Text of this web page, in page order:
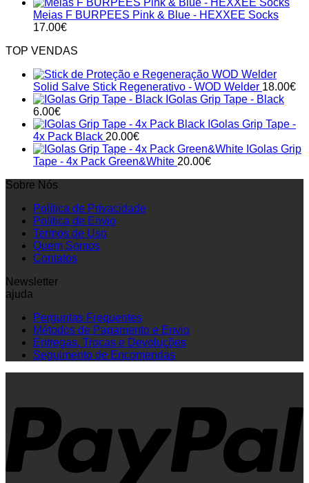
Meias F BURPEES Pink & Blue - HEXXEE Socks
17.00€
TOP VENDAS
Solid Salve Stick Regenerativo - WOD Welder 18.00€
IGolas Grip Tape - Black
6.00€
IGolas Grip Tape -
4x Pack Black 20.00€
IGolas Grip
Tape - 4x Pack Green&White 20.00€
Sobre Nós
Política de Privacidade
Política de Envio
Termos de Uso
Quem Somos
Contatos
Newsletter
ajuda
Perguntas Frequentes
Métodos de Pagamento e Envio
Entregas, Trocas e Devoluções
Seguimento de Encomendas